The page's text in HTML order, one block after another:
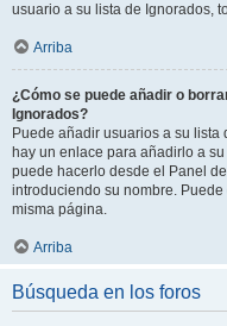
usuario a su lista de Ignorados,
Arriba
¿Cómo se puede añadir o
Ignorados?
Puede añadir usuarios a su
hay un enlace para añadirlo a
puede hacerlo desde el Panel
introduciendo su nombre.
misma página.
Arriba
Búsqueda en los foros